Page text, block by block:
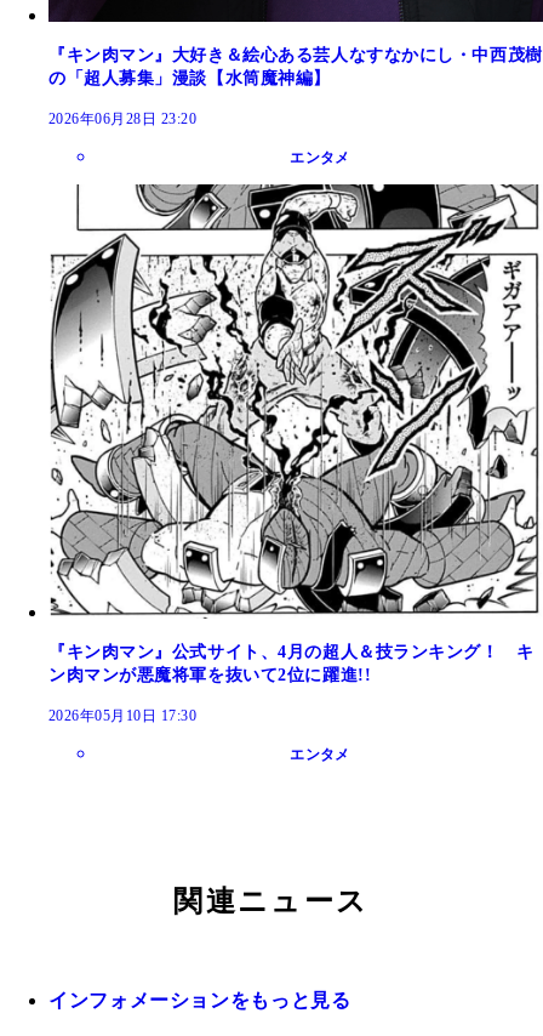
『キン肉マン』大好き＆絵心ある芸人なすなかにし・中西茂樹
の「超人募集」漫談【水筒魔神編】
2026年06月28日 23:20
エンタメ
『キン肉マン』公式サイト、4月の超人＆技ランキング！ キ
ン肉マンが悪魔将軍を抜いて2位に躍進!!
2026年05月10日 17:30
エンタメ
関連ニュース
インフォメーションをもっと見る